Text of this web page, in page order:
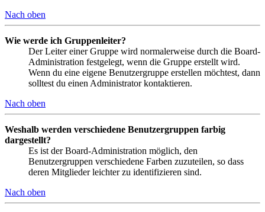
Nach oben
Wie werde ich Gruppenleiter?
Der Leiter einer Gruppe wird normalerweise durch die Board-
Administration festgelegt, wenn die Gruppe erstellt wird.
Wenn du eine eigene Benutzergruppe erstellen möchtest, dann
solltest du einen Administrator kontaktieren.
Nach oben
Weshalb werden verschiedene Benutzergruppen farbig
dargestellt?
Es ist der Board-Administration möglich, den
Benutzergruppen verschiedene Farben zuzuteilen, so dass
deren Mitglieder leichter zu identifizieren sind.
Nach oben